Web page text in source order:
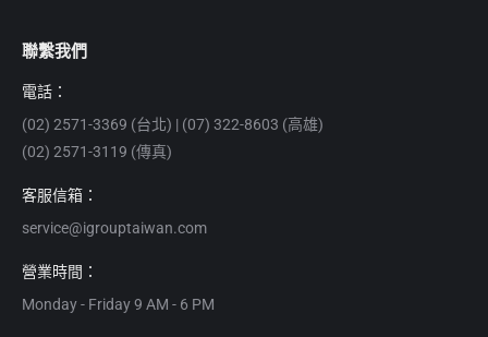
聯繫我們
電話：
(02) 2571-3369 (台北) | (07) 322-8603 (高雄)
(02) 2571-3119 (傳真)
客服信箱：
service@igrouptaiwan.com
營業時間：
Monday - Friday 9 AM - 6 PM